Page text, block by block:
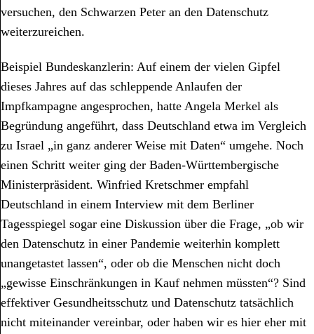
versuchen, den Schwarzen Peter an den Datenschutz
weiterzureichen.
Beispiel Bundeskanzlerin: Auf einem der vielen Gipfel
dieses Jahres auf das schleppende Anlaufen der
Impfkampagne angesprochen, hatte Angela Merkel als
Begründung angeführt, dass Deutschland etwa im Vergleich
zu Israel „in ganz anderer Weise mit Daten“ umgehe. Noch
einen Schritt weiter ging der Baden-Württembergische
Ministerpräsident. Winfried Kretschmer empfahl
Deutschland in einem Interview mit dem Berliner
Tagesspiegel sogar eine Diskussion über die Frage, „ob wir
den Datenschutz in einer Pandemie weiterhin komplett
unangetastet lassen“, oder ob die Menschen nicht doch
„gewisse Einschränkungen in Kauf nehmen müssten“? Sind
effektiver Gesundheitsschutz und Datenschutz tatsächlich
nicht miteinander vereinbar, oder haben wir es hier eher mit